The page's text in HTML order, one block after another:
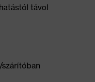
távol